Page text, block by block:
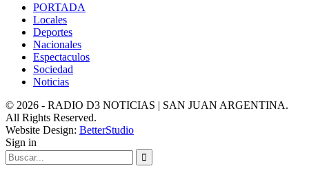
PORTADA
Locales
Deportes
Nacionales
Espectaculos
Sociedad
Noticias
© 2026 - RADIO D3 NOTICIAS | SAN JUAN ARGENTINA.
All Rights Reserved.
Website Design: BetterStudio
Sign in